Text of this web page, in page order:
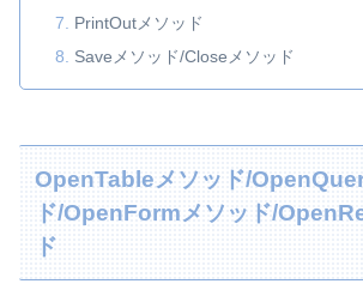
PrintOutメソッド
Saveメソッド/Closeメソッド
OpenTableメソッド/
ド/OpenFormメソッド/
ド